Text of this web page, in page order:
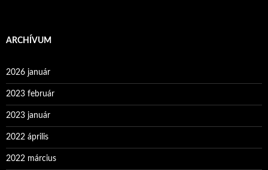
ARCHÍVUM
2026 január
2023 február
2023 január
2022 április
2022 március